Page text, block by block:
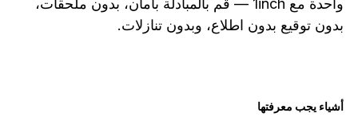
الملحقات
حلول الاسترداد
واحدة مع 1inch — قم بالمبادلة بأمان، بدون ملحقات،
بدون توقيع بدون اطلاع، وبدون تنازلات.
أشياء يجب معرفتها